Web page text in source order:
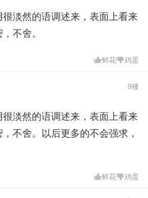
淡然的语调述来，表面上看来
不舍。
鲜花 鸡蛋
9楼
淡然的语调述来，表面上看来
不舍。以后更多的不会强求，
鲜花 鸡蛋